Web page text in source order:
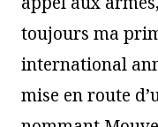
toujours ma
international
mise en route